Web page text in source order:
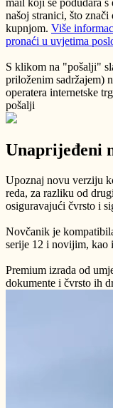
našoj stranici, što
kupnjom. Više
pronaći u uvjetima
S klikom na "pošalji"
priloženim sadržajem)
operatera internetske
pošalji
Unaprijeđeni
Upoznaj novu verziju
reda, za razliku od
osiguravajući čvrsto i
Novčanik je
serije 12 i novijim, kao
Premium izrada od
dokumente i čvrsto ih